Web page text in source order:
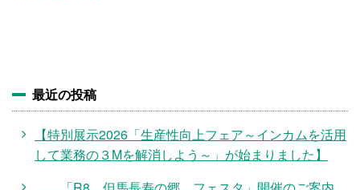
最近の投稿
【特別展示2026「生産性向上フェア～インカムを活用
して業務の３Mを解消しよう～」が始まりました】